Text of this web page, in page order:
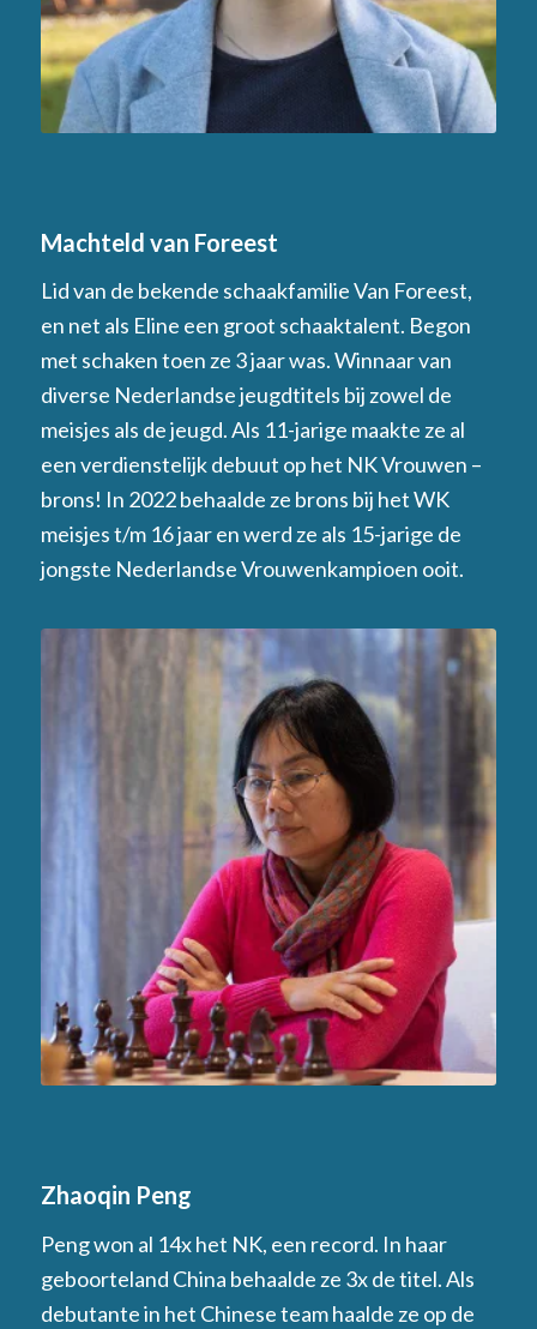
Machteld van Foreest
Lid van de bekende schaakfamilie Van Foreest,
en net als Eline een groot schaaktalent. Begon
met schaken toen ze 3 jaar was. Winnaar van
diverse Nederlandse jeugdtitels bij zowel de
meisjes als de jeugd. Als 11-jarige maakte ze al
een verdienstelijk debuut op het NK Vrouwen –
brons! In 2022 behaalde ze brons bij het WK
meisjes t/m 16 jaar en werd ze als 15-jarige de
jongste Nederlandse Vrouwenkampioen ooit.
Zhaoqin Peng
Peng won al 14x het NK, een record. In haar
geboorteland China behaalde ze 3x de titel. Als
debutante in het Chinese team haalde ze op de